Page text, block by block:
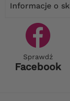
Informacje o
Sprawdź
Facebook